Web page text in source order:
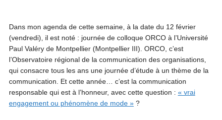
Dans mon agenda de cette semaine, à la date du 12 février
(vendredi), il est noté : journée de colloque ORCO à l’Université
Paul Valéry de Montpellier (Montpellier III). ORCO, c’est
l’Observatoire régional de la communication des organisations,
qui consacre tous les ans une journée d’étude à un thème de la
communication. Et cette année… c’est la communication
responsable qui est à l’honneur, avec cette question : « vrai
engagement ou phénomène de mode »?